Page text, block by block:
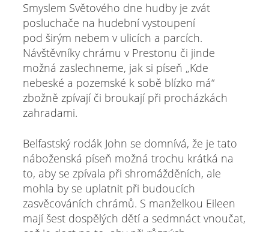
Smyslem Světového dne hudby je zvát
posluchače na hudební vystoupení
pod širým nebem v ulicích a parcích.
Návštěvníky chrámu v Prestonu či jinde
možná zaslechneme, jak si píseň „Kde
nebeské a pozemské k sobě blízko má“
zbožně zpívají či broukají při procházkách
zahradami.
Belfastský rodák John se domnívá, že je tato
náboženská píseň možná trochu krátká na
to, aby se zpívala při shromážděních, ale
mohla by se uplatnit při budoucích
zasvěcováních chrámů. S manželkou Eileen
mají šest dospělých dětí a sedmnáct vnoučat,